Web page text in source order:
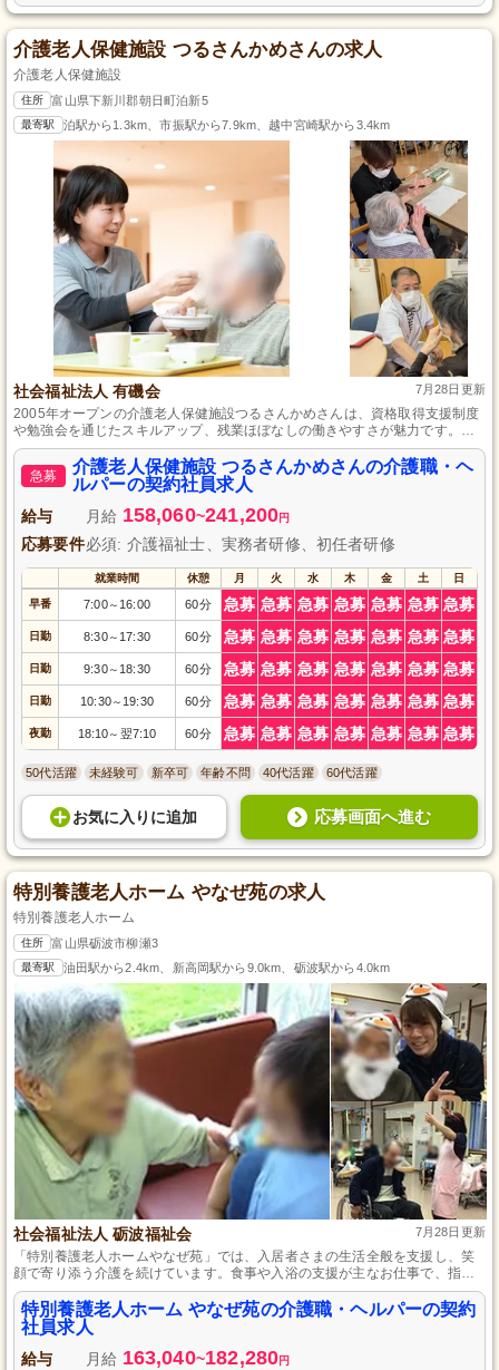
介護老人保健施設 つるさんかめさんの求人
介護老人保健施設
住所 富山県下新川郡朝日町泊新5
最寄駅 泊駅から1.3km、市振駅から7.9km、越中宮崎駅から3.4km
社会福祉法人 有磯会 7月28日更新
2005年オープンの介護老人保健施設つるさんかめさんは、資格取得支援制度
や勉強会を通じたスキルアップ、残業ほぼなしの働きやすさが魅力です。初
任者研修保有者であれば、未経験者も歓迎し、目標達成による自己成長とサ
ービス向上の実現が可能な環境です。
急募
介護老人保健施設 つるさんかめさんの介護職・ヘ
ルパーの契約社員求人
給与 月給 158,060~241,200円
応募要件必須: 介護福祉士、実務者研修、初任者研修
就業時間 休憩 月 火 水 木 金 土 日
早番 7:00～ 16:00 60分 急募 急募 急募 急募 急募 急募 急募
日勤 8:30～ 17:30 60分 急募 急募 急募 急募 急募 急募 急募
日勤 9:30～ 18:30 60分 急募 急募 急募 急募 急募 急募 急募
日勤 10:30～ 19:30 60分 急募 急募 急募 急募 急募 急募 急募
夜勤 18:10～ 翌7:10 60分 急募 急募 急募 急募 急募 急募 急募
50代活躍 未経験可 新卒可 年齢不問 40代活躍 60代活躍
お気に入り に追加 応募画面へ進む
特別養護老人ホーム やなぜ苑の求人
特別養護老人ホーム
住所 富山県砺波市柳瀬3
最寄駅 油田駅から2.4km、新高岡駅から9.0km、砺波駅から4.0km
社会福祉法人 砺波福祉会 7月28日更新
「特別養護老人ホームやなぜ苑」では、入居者さまの生活全般を支援し、笑
顔で寄り添う介護を続けています。食事や入浴の支援が主なお仕事で、指導
者による業務指導があるため未経験者も安心して取り組めます。賞与や社会
保険完備、再雇用制度、各種休暇制度取得実績等、福利厚生が充実した長く
働ける環境を提供しています。
特別養護老人ホーム やなぜ苑の介護職・ヘルパーの契約
社員求人
給与 月給 163,040~182,280円